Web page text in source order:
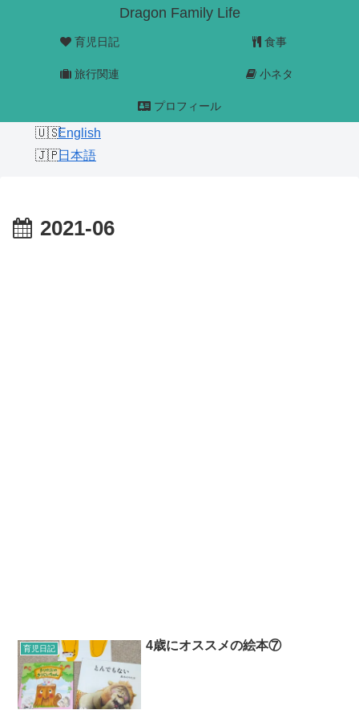
Dragon Family Life
育児日記 食事
旅行関連 小ネタ
プロフィール
English
日本語
2021-06
育児日記 4歳にオススメの絵本⑦